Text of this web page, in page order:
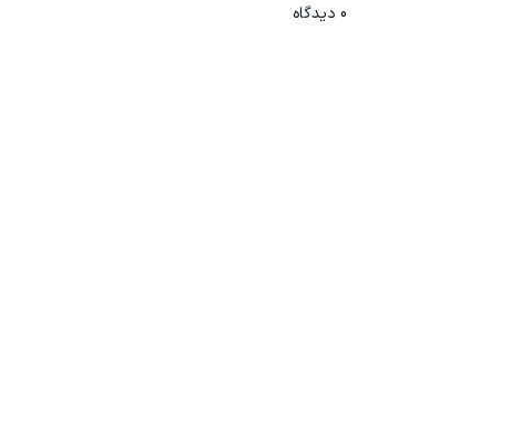
0 دیدگاه